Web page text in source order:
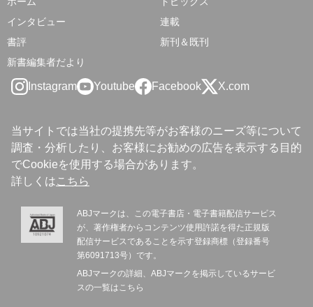
インタビュー
連載
書評
新刊＆既刊
新書編集者だより
Instagram Youtube Facebook X.com
当サイトでは当社の提携先等がお客様のニーズ等について
調査・分析したり、お客様にお勧めの広告を表示する目的
でCookieを使用する場合があります。
詳しくはこちら
ABJマークは、この電子書店・電子書籍配信サービス
が、著作権者からコンテンツ使用許諾を得た正規版
配信サービスであることを示す登録商標（登録番号
第6091713号）です。
ABJマークの詳細、ABJマークを掲示しているサービ
スの一覧はこちら